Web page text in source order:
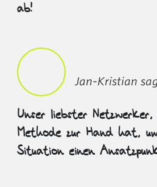
ab!
Jan-Kristian
Unser liebster
Methode zur Hand hat,
Situation einen